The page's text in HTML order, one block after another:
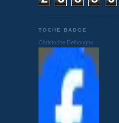
TOCHE BADGE
Christophe Delhougne